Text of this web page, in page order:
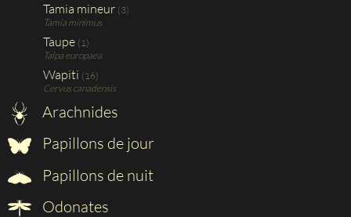
Tamia mineur (3)
Tamia minimus
Taupe (1)
Talpa europaea
Wapiti (16)
Cervus canadensis
Arachnides
Papillons de jour
Papillons de nuit
Odonates